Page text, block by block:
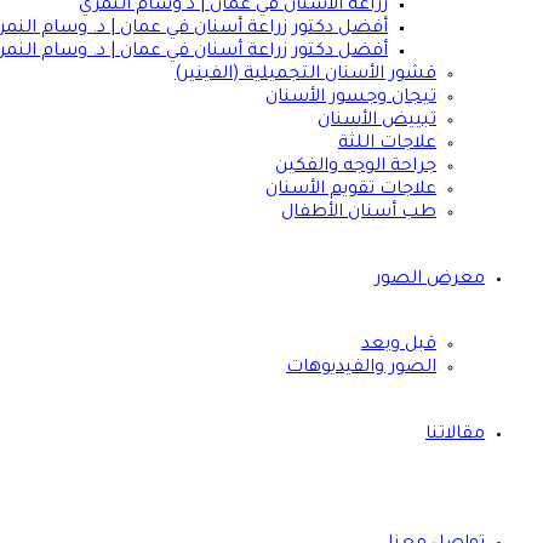
زراعة الاسنان في عمان | د وسام النمري
أفضل دكتور زراعة أسنان في عمان | د. وسام
أفضل دكتور زراعة أسنان في عمان | د. وسام
قشور الأسنان التجميلية (الفينير)
تيجان وجسور الأسنان
تبييض الأسنان
علاجات اللثة
جراحة الوجه والفكين
علاجات تقويم الأسنان
طب أسنان الأطفال
معرض الصور
قبل وبعد
الصور والفيديوهات
مقالاتنا